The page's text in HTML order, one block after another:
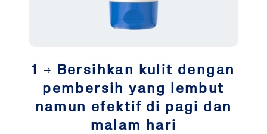
1
Bersihkan kulit dengan
pembersih yang lembut
namun efektif di pagi dan
malam hari